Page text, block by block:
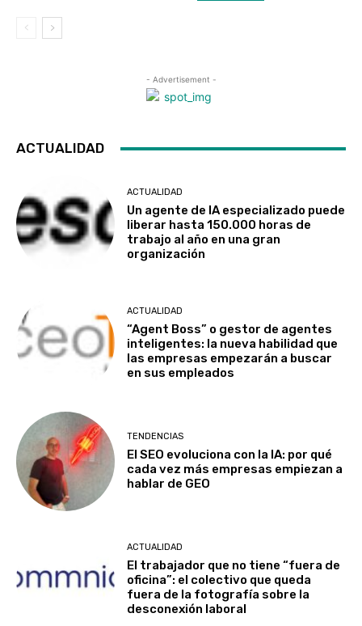
- Advertisement -
ACTUALIDAD
ACTUALIDAD
Un agente de IA especializado puede
liberar hasta 150.000 horas de
trabajo al año en una gran
organización
ACTUALIDAD
“Agent Boss” o gestor de agentes
inteligentes: la nueva habilidad que
las empresas empezarán a buscar
en sus empleados
TENDENCIAS
El SEO evoluciona con la IA: por qué
cada vez más empresas empiezan a
hablar de GEO
ACTUALIDAD
El trabajador que no tiene “fuera de
oficina”: el colectivo que queda
fuera de la fotografía sobre la
desconexión laboral